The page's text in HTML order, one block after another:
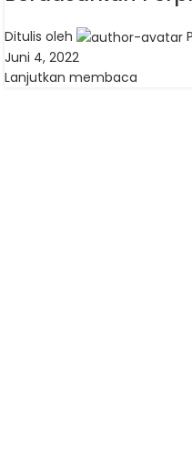
Ditulis oleh
Juni 4, 2022
Lanjutkan membaca